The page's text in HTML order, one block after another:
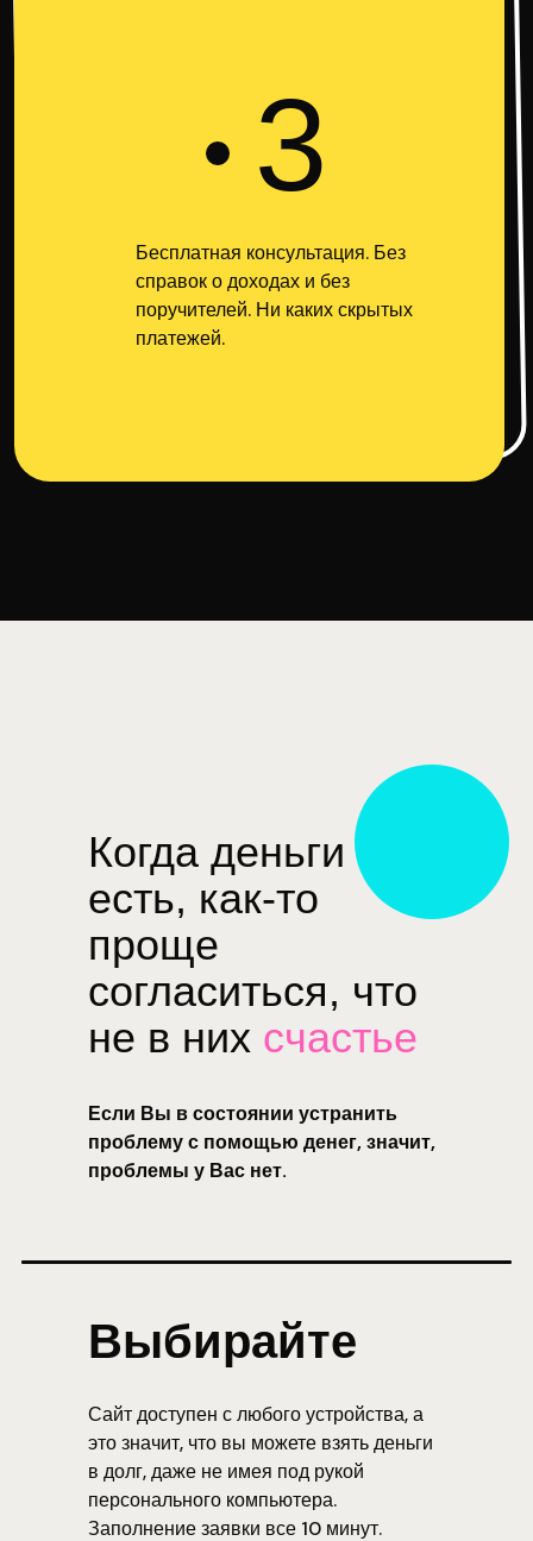
3
Бесплатная консультация. Без
справок о доходах и без
поручителей. Ни каких скрытых
платежей.
Когда деньги
есть, как-то
проще
согласиться, что
не в них счастье
Если Вы в состоянии устранить
проблему с помощью денег, значит,
проблемы у Вас нет.
Сайт доступен с любого устройства, а
это значит, что вы можете взять деньги
в долг, даже не имея под рукой
персонального компьютера.
Заполнение заявки все 10 минут.
Выбирайте